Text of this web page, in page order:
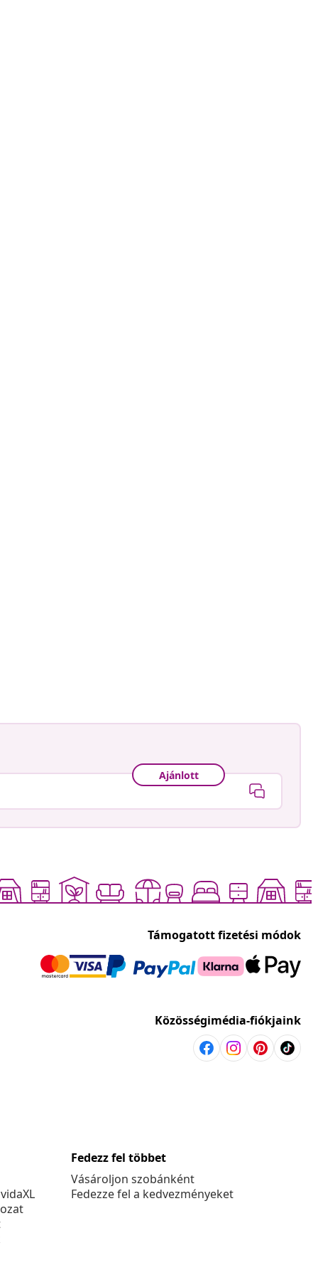
Ajánlott
Támogatott fizetési módok
Közösségimédia-fiókjaink
Fedezz fel többet
Vásároljon szobánként
Fedezze fel a kedvezményeket